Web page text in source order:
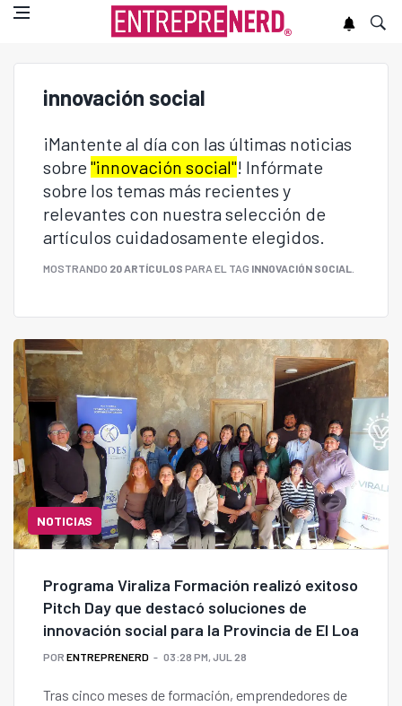
innovación social
¡Mantente al día con las últimas noticias
sobre "innovación social"! Infórmate
sobre los temas más recientes y
relevantes con nuestra selección de
artículos cuidadosamente elegidos.
MOSTRANDO 20 ARTÍCULOS PARA EL TAG INNOVACIÓN SOCIAL
NOTICIAS
Programa Viraliza Formación realizó exitoso
Pitch Day que destacó soluciones de
innovación social para la Provincia de El Loa
POR ENTREPRENERD 03:28 PM, JUL 28
Tras cinco meses de formación, emprendedores de